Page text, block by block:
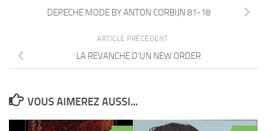
DEPECHE MODE BY ANTON CORBIJN 81-18
ARTICLE PRÉCÉDENT
LA REVANCHE D’UN NEW ORDER
VOUS AIMEREZ AUSSI...